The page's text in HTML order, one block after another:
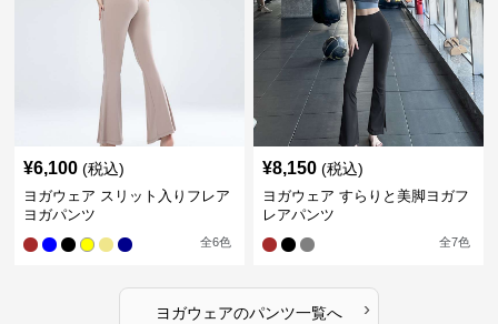
¥6,100 (税込)
ヨガウェア スリット入りフレア
ヨガパンツ
全6色
¥8,150 (税込)
ヨガウェア すらりと美脚ヨガフ
レアパンツ
全7色
ヨガウェアのパンツ一覧へ ›